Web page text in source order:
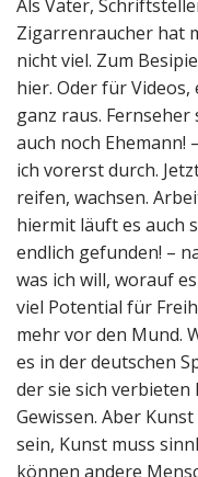
Als Vater,
Zigarrenraucher hat
nicht viel. Zum
hier. Oder für
ganz raus. Fernseher
auch noch Ehemann!
ich vorerst durch.
reifen, wachsen.
hiermit läuft es auch
endlich gefunden! –
was ich will, worauf
viel Potential für
mehr vor den Mund.
es in der deutschen
der sie sich verbieten
Gewissen. Aber
sein, Kunst muss
können andere